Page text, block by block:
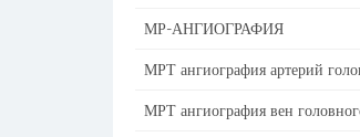
МР-АНГИОГРАФИЯ
МРТ ангиография артерий
МРТ ангиография вен